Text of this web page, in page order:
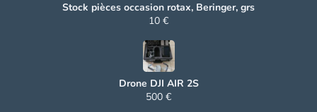
Stock pièces occasion rotax, Beringer, grs
10 €
Drone DJI AIR 2S
500 €